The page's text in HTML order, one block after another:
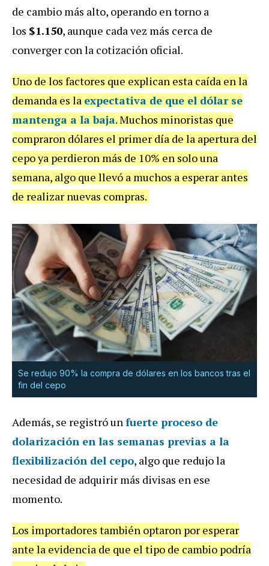
de cambio más alto, operando en torno a
los $1.150, aunque cada vez más cerca de
converger con la cotización oficial.
Uno de los factores que explican esta caída en la
demanda es la expectativa de que el dólar se
mantenga a la baja. Muchos minoristas que
compraron dólares el primer día de la apertura del
cepo ya perdieron más de 10% en solo una
semana, algo que llevó a muchos a esperar antes
de realizar nuevas compras.
Se redujo 90% la compra de dólares en los bancos tras el
fin del cepo
Además, se registró unfuerte proceso de
dolarización en las semanas previas a la
flexibilización del cepo, algo que redujo la
necesidad de adquirir más divisas en ese
momento.
Los importadores también optaron por esperar
ante la evidencia de que el tipo de cambio podría